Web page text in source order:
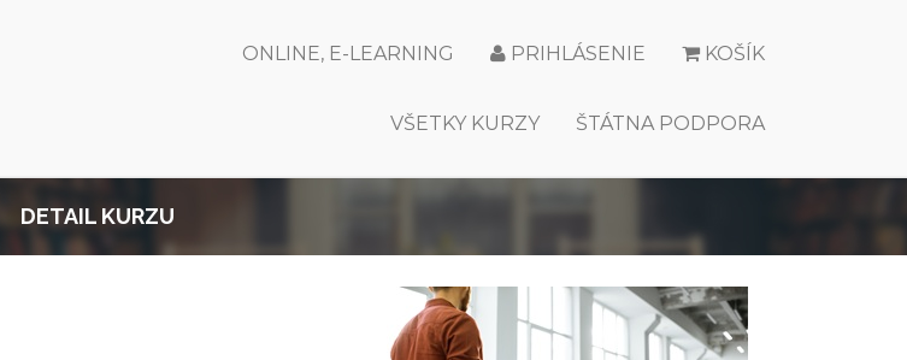
KOŠÍK
PRIHLÁSENIE
ONLINE, E-LEARNING
ŠTÁTNA PODPORA
VŠETKY KURZY
DETAIL KURZU